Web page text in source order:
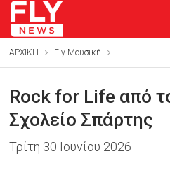
ΑΡΧΙΚΗ Fly-Μουσική
Rock for Life από
Σχολείο Σπάρτης
Τρίτη 30 Ιουνίου 2026